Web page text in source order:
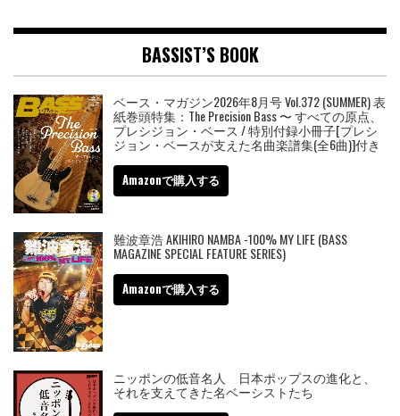
BASSIST’S BOOK
ベース・マガジン2026年8月号 Vol.372 (SUMMER) 表
紙巻頭特集：The Precision Bass 〜 すべての原点、
プレシジョン・ベース / 特別付録小冊子[プレシ
ジョン・ベースが支えた名曲楽譜集(全6曲)]付き
Amazonで購入する
難波章浩 AKIHIRO NAMBA -100% MY LIFE (BASS
MAGAZINE SPECIAL FEATURE SERIES)
Amazonで購入する
ニッポンの低音名人 日本ポップスの進化と、
それを支えてきた名ベーシストたち